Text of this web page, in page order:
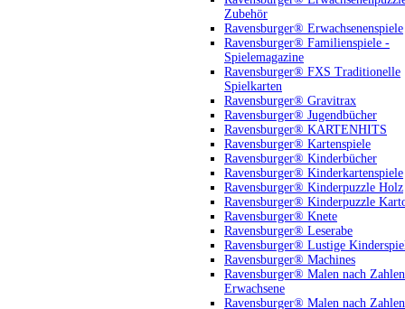
Zubehör
Ravensburger® Erwachsenenspiele
Ravensburger® Familienspiele -
Spielemagazine
Ravensburger® FXS Traditionelle
Spielkarten
Ravensburger® Gravitrax
Ravensburger® Jugendbücher
Ravensburger® KARTENHITS
Ravensburger® Kartenspiele
Ravensburger® Kinderbücher
Ravensburger® Kinderkartenspiele
Ravensburger® Kinderpuzzle Holz
Ravensburger® Kinderpuzzle
Ravensburger® Knete
Ravensburger® Leserabe
Ravensburger® Lustige
Ravensburger® Machines
Ravensburger® Malen nach Zahlen
Erwachsene
Ravensburger® Malen nach Zahlen